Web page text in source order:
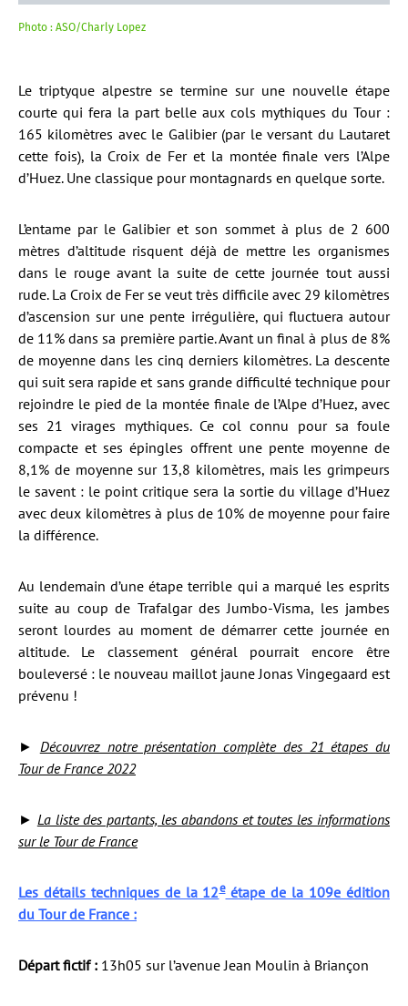
Photo : ASO/Charly Lopez
Le triptyque alpestre se termine sur une nouvelle étape
courte qui fera la part belle aux cols mythiques du Tour :
165 kilomètres avec le Galibier (par le versant du Lautaret
cette fois), la Croix de Fer et la montée finale vers l’Alpe
d’Huez. Une classique pour montagnards en quelque sorte.
L’entame par le Galibier et son sommet à plus de 2 600
mètres d’altitude risquent déjà de mettre les organismes
dans le rouge avant la suite de cette journée tout aussi
rude. La Croix de Fer se veut très difficile avec 29 kilomètres
d’ascension sur une pente irrégulière, qui fluctuera autour
de 11% dans sa première partie. Avant un final à plus de 8%
de moyenne dans les cinq derniers kilomètres. La descente
qui suit sera rapide et sans grande difficulté technique pour
rejoindre le pied de la montée finale de l’Alpe d’Huez, avec
ses 21 virages mythiques. Ce col connu pour sa foule
compacte et ses épingles offrent une pente moyenne de
8,1% de moyenne sur 13,8 kilomètres, mais les grimpeurs
le savent : le point critique sera la sortie du village d’Huez
avec deux kilomètres à plus de 10% de moyenne pour faire
la différence.
Au lendemain d’une étape terrible qui a marqué les esprits
suite au coup de Trafalgar des Jumbo-Visma, les jambes
seront lourdes au moment de démarrer cette journée en
altitude. Le classement général pourrait encore être
bouleversé : le nouveau maillot jaune Jonas Vingegaard est
prévenu !
► Découvrez notre présentation complète des 21 étapes du
Tour de France 2022
► La liste des partants, les abandons et toutes les informations
sur le Tour de France
Les détails techniques de la 12eétape de la 109e édition
du Tour de France :
Départ fictif : 13h05 sur l’avenue Jean Moulin à Briançon